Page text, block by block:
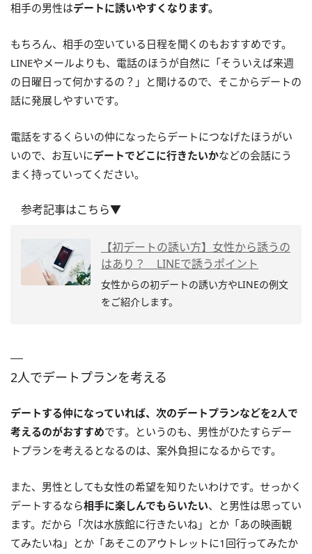
相手の男性はデートに誘いやすくなります。
もちろん、相手の空いている日程を聞くのもおすすめです。
LINEやメールよりも、電話のほうが自然に「そういえば来週
の日曜日って何かするの？」と聞けるので、そこからデートの
話に発展しやすいです。
電話をするくらいの仲になったらデートにつなげたほうがい
いので、お互いにデートでどこに行きたいかなどの会話にう
まく持っていってください。
参考記事はこちら▼
【初デートの誘い方】女性から誘うの
はあり？ LINEで誘うポイント
女性からの初デートの誘い方やLINEの例文
をご紹介します。
2人でデートプランを考える
デートする仲になっていれば、次のデートプランなどを2人で
考えるのがおすすめです。というのも、男性がひたすらデー
トプランを考えるとなるのは、案外負担になるからです。
また、男性としても女性の希望を知りたいわけです。せっかく
デートするなら相手に楽しんでもらいたい、と男性は思ってい
ます。だから「次は水族館に行きたいね」とか「あの映画観
てみたいね」とか「あそこのアウトレットに1回行ってみたか